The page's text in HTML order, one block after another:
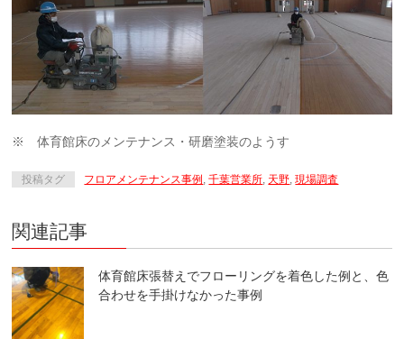
※ 体育館床のメンテナンス・研磨塗装のようす
投稿タグ フロアメンテナンス事例 ,千葉営業所, 天野,現場調査
関連記事
体育館床張替えでフローリングを着色した例と、色
合わせを手掛けなかった事例